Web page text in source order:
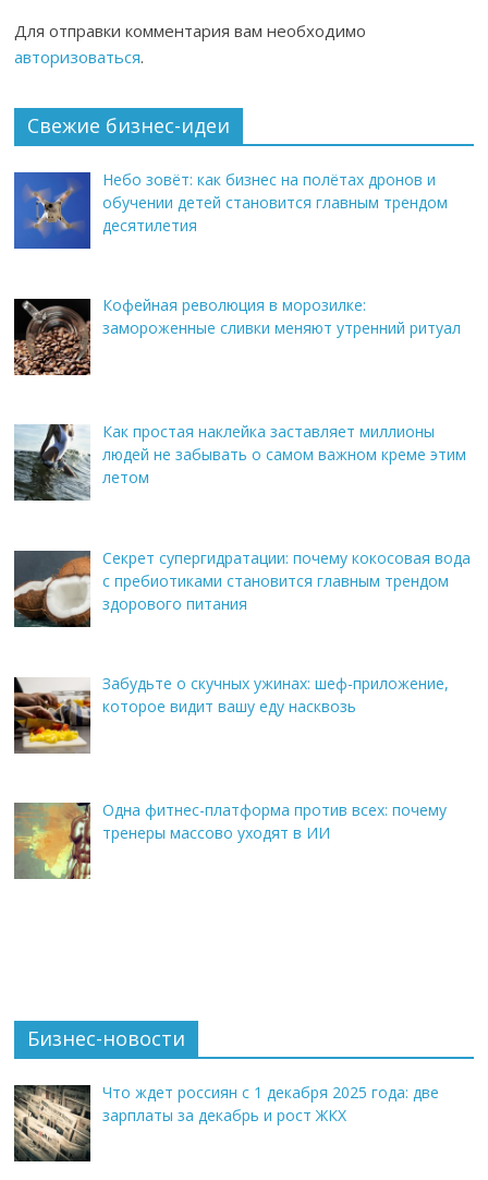
Для отправки комментария вам необходимо
авторизоваться.
Свежие бизнес-идеи
Небо зовёт: как бизнес на полётах дронов и
обучении детей становится главным трендом
десятилетия
Кофейная революция в морозилке:
замороженные сливки меняют утренний ритуал
Как простая наклейка заставляет миллионы
людей не забывать о самом важном креме этим
летом
Секрет супергидратации: почему кокосовая вода
с пребиотиками становится главным трендом
здорового питания
Забудьте о скучных ужинах: шеф-приложение,
которое видит вашу еду насквозь
Одна фитнес-платформа против всех: почему
тренеры массово уходят в ИИ
Бизнес-новости
Что ждет россиян с 1 декабря 2025 года: две
зарплаты за декабрь и рост ЖКХ